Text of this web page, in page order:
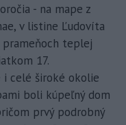
- na mape z
v listine Ľudovíta
prameňoch teplej
17.
celé široké okolie
boli kúpeľný dom
prvý podrobný